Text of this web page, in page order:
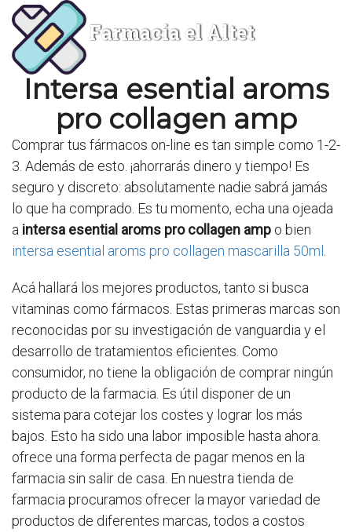
Farmacia el Altet
Intersa esential aroms
pro collagen amp
Comprar tus fármacos on-line es tan simple como 1-2-
3. Además de esto. ¡ahorrarás dinero y tiempo! Es
seguro y discreto: absolutamente nadie sabrá jamás
lo que ha comprado. Es tu momento, echa una ojeada
a intersa esential aroms pro collagen amp o bien
intersa esential aroms pro collagen mascarilla 50ml
Acá hallará los mejores productos, tanto si busca
vitaminas como fármacos. Estas primeras marcas son
reconocidas por su investigación de vanguardia y el
desarrollo de tratamientos eficientes. Como
consumidor, no tiene la obligación de comprar ningún
producto de la farmacia. Es útil disponer de un
sistema para cotejar los costes y lograr los más
bajos. Esto ha sido una labor imposible hasta ahora.
ofrece una forma perfecta de pagar menos en la
farmacia sin salir de casa. En nuestra tienda de
farmacia procuramos ofrecer la mayor variedad de
productos de diferentes marcas, todos a costos